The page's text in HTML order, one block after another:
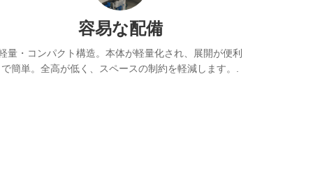
容易な配備
量・コンパクト構造。本体が軽量化され、展開が便利
で簡単。全高が低く、スペースの制約を軽減します。.